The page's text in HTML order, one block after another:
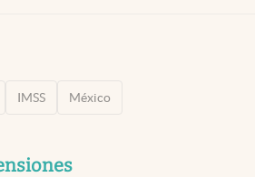
IMSS México